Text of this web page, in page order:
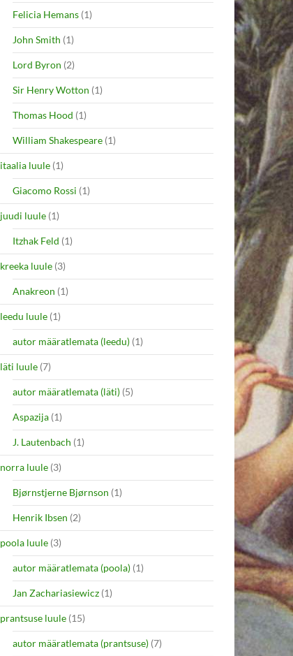
Felicia Hemans (1)
John Smith (1)
Lord Byron (2)
Sir Henry Wotton (1)
Thomas Hood (1)
William Shakespeare (1)
itaalia luule (1)
Giacomo Rossi (1)
juudi luule (1)
Itzhak Feld (1)
kreeka luule (3)
Anakreon (1)
leedu luule (1)
autor määratlemata (leedu) (1)
läti luule (7)
autor määratlemata (läti) (5)
Aspazija (1)
J. Lautenbach (1)
norra luule (3)
Bjørnstjerne Bjørnson (1)
Henrik Ibsen (2)
poola luule (3)
autor määratlemata (poola) (1)
Jan Zachariasiewicz (1)
prantsuse luule (15)
autor määratlemata (prantsuse) (7)